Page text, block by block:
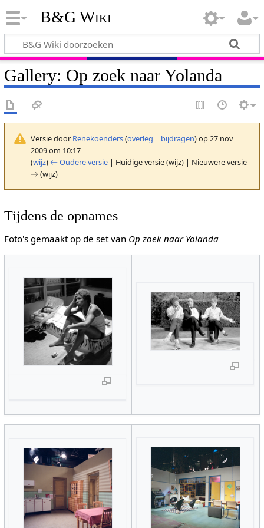
B&G Wiki
Gallery: Op zoek naar Yolanda
Versie door Renekoenders(overleg | bijdragen)op 27 nov
2009 om 10:17
(wijz) ← Oudere versie| Huidige versie (wijz) | Nieuwere versie
→ (wijz)
Tijdens de opnames
Foto's gemaakt op de set van Op zoek naar Yolanda